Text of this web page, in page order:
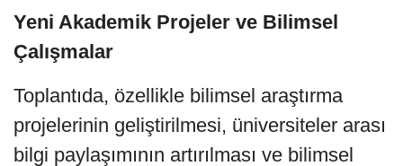
Yeni Akademik Projeler ve Bilimsel
Çalışmalar
Toplantıda, özellikle bilimsel araştırma
projelerinin geliştirilmesi, üniversiteler arası
bilgi paylaşımının artırılması ve bilimsel